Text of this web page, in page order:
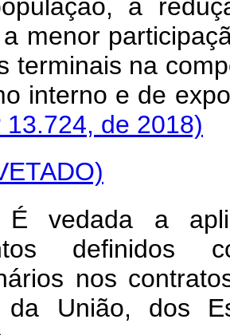
a
menor
terminais na
interno
13.724, de 2018)
É vedada a
definidos
nos
União, dos